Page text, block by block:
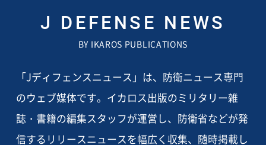
J DEFENSE NEWS
BY IKAROS PUBLICATIONS
「Jディフェンスニュース」は、防衛ニュース専門
のウェブ媒体です。イカロス出版のミリタリー雑
誌・書籍の編集スタッフが運営し、防衛省などが発
信するリリースニュースを幅広く収集、随時掲載し